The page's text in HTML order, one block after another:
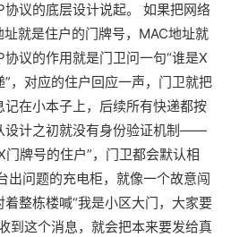
议的底层设计说起。 如果把网络
就是住户的门牌号，MAC地址就
议的作用就是门卫问一句“谁是X
，对应的住户回应一声，门卫就把
在小本子上，后续所有快递都按
设计之初就没有身份验证机制——
牌号的住户”，门卫都会默认相
出问题的充电柜，就像一个故意闯
整栋楼喊“我是小区大门，大家要
到这个消息，就会把本来要发给真